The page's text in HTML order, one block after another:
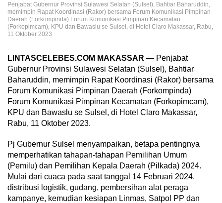
Penjabat Gubernur Provinsi Sulawesi Selatan (Sulsel), Bahtiar Baharuddin,
memimpin Rapat Koordinasi (Rakor) bersama Forum Komunikasi Pimpinan
Daerah (Forkompinda) Forum Komunikasi Pimpinan Kecamatan
(Forkopimcam), KPU dan Bawaslu se Sulsel, di Hotel Claro Makassar, Rabu,
11 Oktober 2023
LINTASCELEBES.COM MAKASSAR — Penjabat
Gubernur Provinsi Sulawesi Selatan (Sulsel), Bahtiar
Baharuddin, memimpin Rapat Koordinasi (Rakor) bersama
Forum Komunikasi Pimpinan Daerah (Forkompinda)
Forum Komunikasi Pimpinan Kecamatan (Forkopimcam),
KPU dan Bawaslu se Sulsel, di Hotel Claro Makassar,
Rabu, 11 Oktober 2023.
Pj Gubernur Sulsel menyampaikan, betapa pentingnya
memperhatikan tahapan-tahapan Pemilihan Umum
(Pemilu) dan Pemilihan Kepala Daerah (Pilkada) 2024.
Mulai dari cuaca pada saat tanggal 14 Februari 2024,
distribusi logistik, gudang, pembersihan alat peraga
kampanye, kemudian kesiapan Linmas, Satpol PP dan